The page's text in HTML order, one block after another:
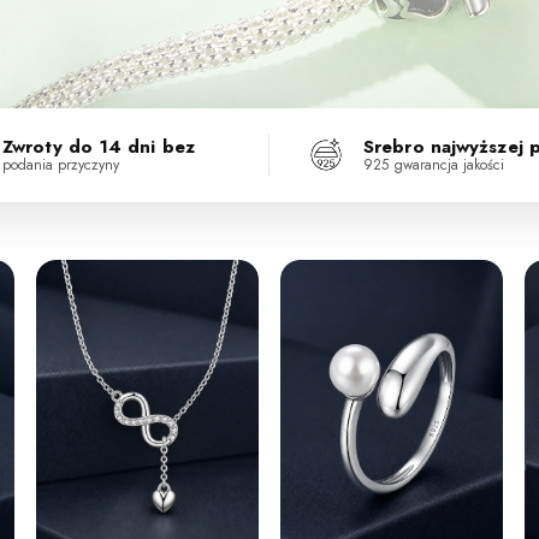
Zwroty do 14 dni bez
podania przyczyny
Srebro najwyższej
925 gwarancja jakości